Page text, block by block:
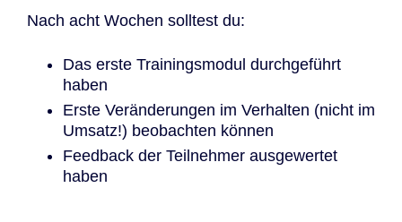
Nach acht Wochen solltest du:
Das erste Trainingsmodul durchgeführt
haben
Erste Veränderungen im Verhalten (nicht im
Umsatz!) beobachten können
Feedback der Teilnehmer ausgewertet
haben